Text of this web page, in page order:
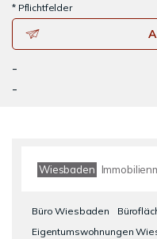
* Pflichtfelder
-
-
Wiesbaden
Büro Wiesbaden
Eigentumswohnungen